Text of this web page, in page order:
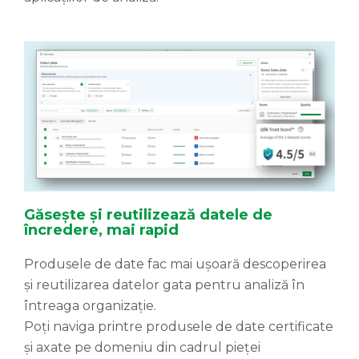
Găsește și reutilizează datele de
încredere, mai rapid
Produsele de date fac mai ușoară descoperirea
și reutilizarea datelor gata pentru analiză în
întreaga organizație.
Poți naviga printre produsele de date certificate
și axate pe domeniu din cadrul pieței